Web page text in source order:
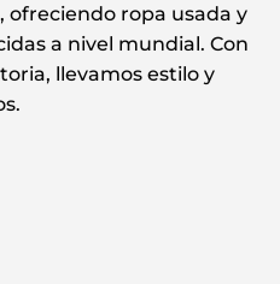
ofreciendo ropa usada y
a nivel mundial. Con
llevamos estilo y